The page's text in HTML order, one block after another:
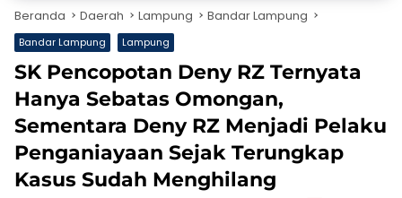
Beranda Daerah Lampung Bandar Lampung
Bandar Lampung Lampung
SK Pencopotan Deny RZ Ternyata
Hanya Sebatas Omongan,
Sementara Deny RZ Menjadi Pelaku
Penganiayaan Sejak Terungkap
Kasus Sudah Menghilang